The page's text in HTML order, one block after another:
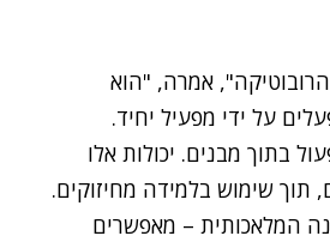
אמרה, "הוא
על ידי מפעיל יחיד.
בתוך מבנים. יכולות אלו
תוך שימוש בלמידה מחיזוקים.
המלאכותית – מאפשרים